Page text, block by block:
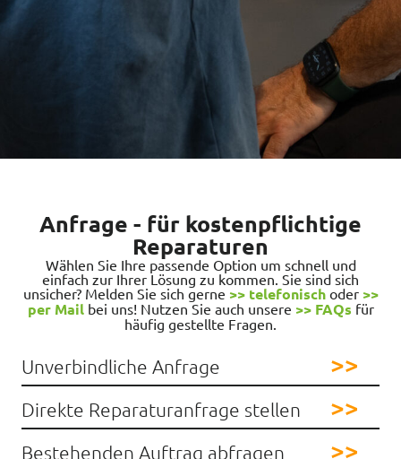
Anfrage - für kostenpflichtige
Reparaturen
Wählen Sie Ihre passende Option um schnell und
einfach zur Ihrer Lösung zu kommen. Sie sind sich
unsicher? Melden Sie sich gerne >> telefonischoder >>
per Mail bei uns! Nutzen Sie auch unsere >> FAQs für
häufig gestellte Fragen.
Unverbindliche Anfrage
Direkte Reparaturanfrage stellen
Bestehenden Auftrag abfragen